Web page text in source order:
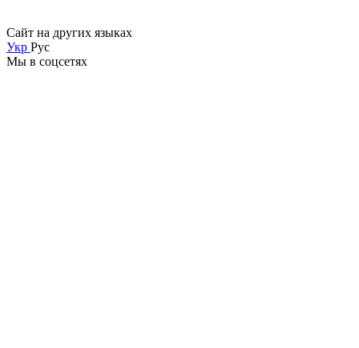
Сайт на других языках
Укр Рус
Мы в соцсетях